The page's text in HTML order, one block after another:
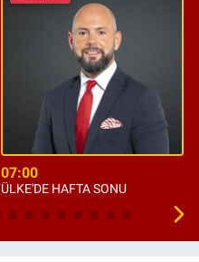
07:00
ÜLKE'DE HAFTA SONU